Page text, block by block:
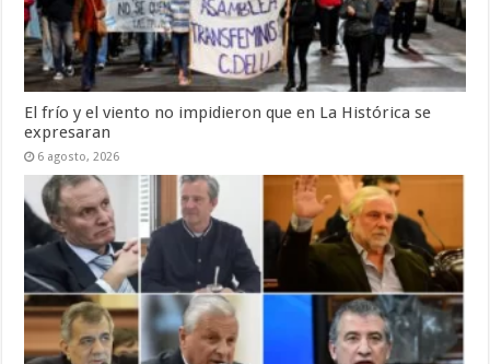
El frío y el viento no impidieron que en La Histórica se
expresaran
6 agosto, 2026